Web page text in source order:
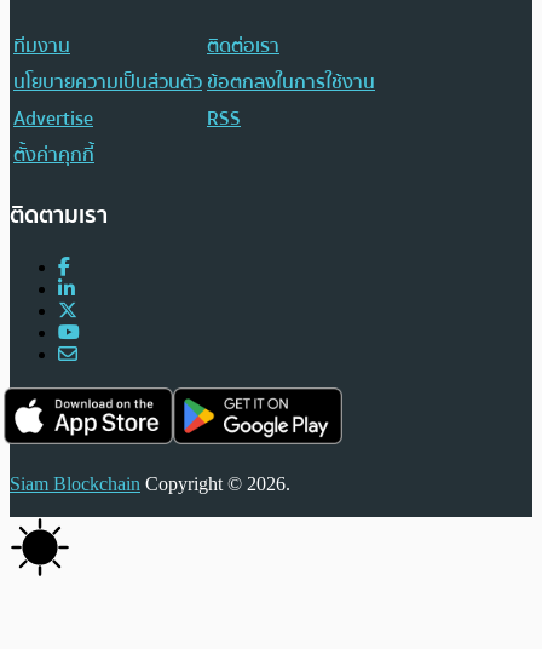
ทีมงาน
ติดต่อเรา
นโยบายความเป็นส่วนตัวข้อตกลงในการใช้งาน
Advertise
RSS
ตั้งค่าคุกกี้
ติดตามเรา
Siam Blockchain Copyright © 2026.